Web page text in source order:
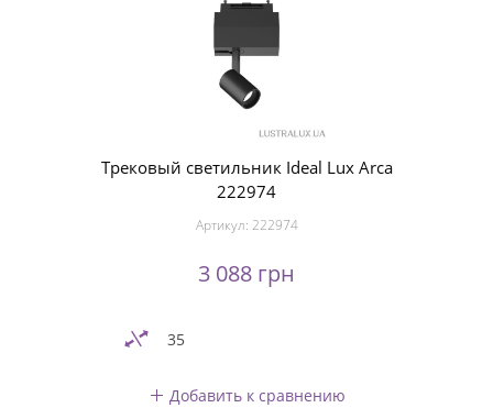
Трековый светильник Ideal Lux Arca
222974
Артикул: 222974
3 088 грн
35
Добавить к сравнению